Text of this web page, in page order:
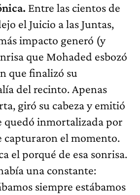
Entre las cientos de
el Juicio a las Juntas,
impacto generó (y
que Mohaded esbozó
que finalizó su
del recinto. Apenas
giró su cabeza y emitió
quedó inmortalizada por
capturaron el momento.
el porqué de esa sonrisa.
una constante:
siempre estábamos